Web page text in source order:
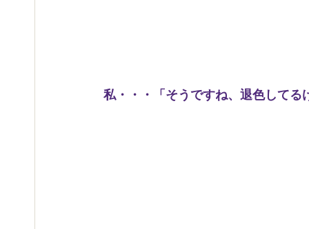
私・・・「そうですね、退色してる